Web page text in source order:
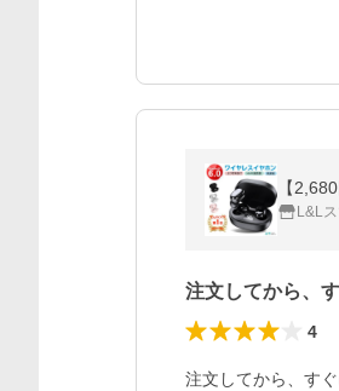
L&L
注文してから、
4
注文してから、す